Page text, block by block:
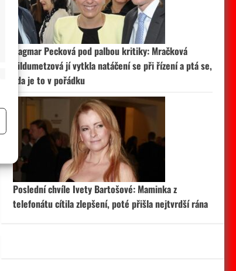
Dagmar Pecková pod palbou kritiky: Mračková
Vildumetzová jí vytkla natáčení se při řízení a ptá se,
zda je to v pořádku
Poslední chvíle Ivety Bartošové: Maminka z
telefonátu cítila zlepšení, poté přišla nejtvrdší rána